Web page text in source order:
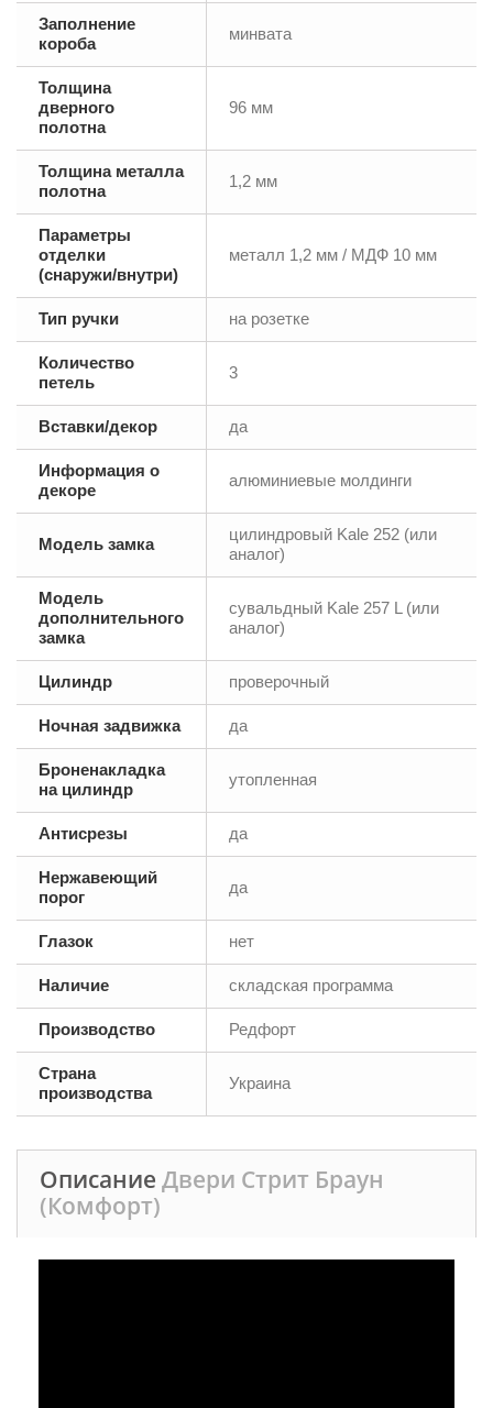
Заполнение
короба
минвата
Толщина
дверного
полотна
96 мм
Толщина металла
полотна
1,2 мм
Параметры
отделки
(снаружи/внутри)
металл 1,2 мм / МДФ 10 мм
Тип ручки на розетке
Количество
петель
3
Вставки/декор да
Информация о
декоре
алюминиевые молдинги
Модель замка
цилиндровый Kale 252 (или
аналог)
Модель
дополнительного
замка
сувальдный Kale 257 L (или
аналог)
Цилиндр проверочный
Ночная задвижка да
Броненакладка
на цилиндр
утопленная
Антисрезы да
Нержавеющий
порог
да
Глазок нет
Наличие складская программа
Производство Редфорт
Страна
производства
Украина
Описание Двери Стрит Браун
(Комфорт)